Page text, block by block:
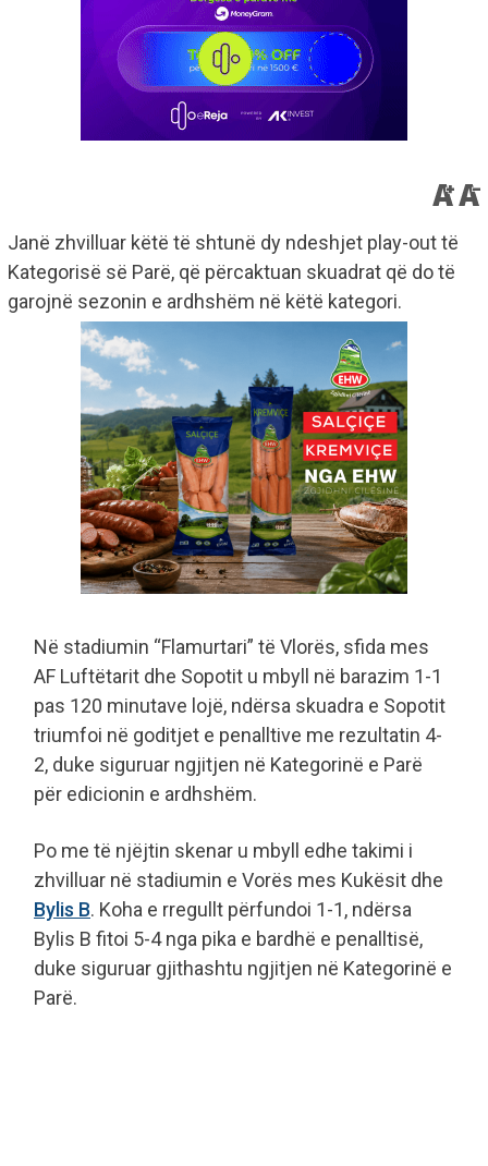
Janë zhvilluar këtë të shtunë dy ndeshjet play-out të
Kategorisë së Parë, që përcaktuan skuadrat që do të
garojnë sezonin e ardhshëm në këtë kategori.
Në stadiumin “Flamurtari” të Vlorës, sfida mes
AF Luftëtarit dhe Sopotit u mbyll në barazim 1-1
pas 120 minutave lojë, ndërsa skuadra e Sopotit
triumfoi në goditjet e penalltive me rezultatin 4-
2, duke siguruar ngjitjen në Kategorinë e Parë
për edicionin e ardhshëm.
Po me të njëjtin skenar u mbyll edhe takimi i
zhvilluar në stadiumin e Vorës mes Kukësit dhe
Bylis B. Koha e rregullt përfundoi 1-1, ndërsa
Bylis B fitoi 5-4 nga pika e bardhë e penalltisë,
duke siguruar gjithashtu ngjitjen në Kategorinë e
Parë.